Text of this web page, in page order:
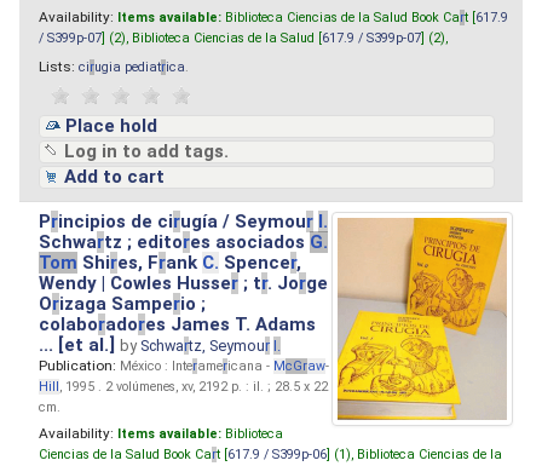
Availability: Items available: Biblioteca Ciencias de la Salud Book Cart [ 617.9
/ S399p-07 ] (2), Biblioteca Ciencias de la Salud [ 617.9 / S399p-07 ] (2),
Lists: cirugia pediatrica
Place hold
Log in to add tags.
Add to cart
Principios de cirugía / Seymour I.
Schwartz ; editores asociados G.
Tom Shires, Frank C. Spencer,
Wendy | Cowles Husser ; tr. Jorge
Orizaga Samperio ;
colaboradores James T. Adams
... [et al.]by Schwartz, Seymour I.
Publication: México : Interamericana - McGraw-
Hill, 1995 . 2 volúmenes, xv, 2192 p. : il. ; 28.5 x 22
cm.
Availability: Items available: Biblioteca
Ciencias de la Salud Book Cart [ 617.9 / S399p-06 ] (1), Biblioteca Ciencias de la